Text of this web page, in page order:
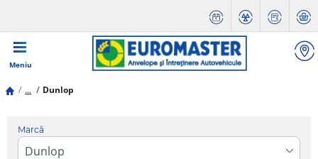
Meniu
... Dunlop
Marcă